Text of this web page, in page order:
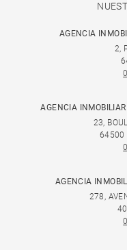
AGENCIA
2,
AGENCIA
23,
64500
AGENCIA
278,